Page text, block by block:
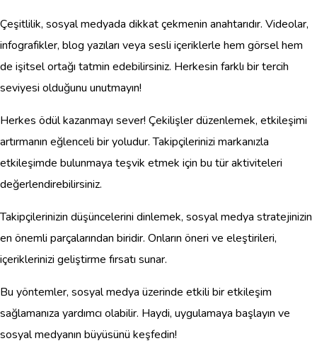
Çeşitlilik, sosyal medyada dikkat çekmenin anahtarıdır. Videolar,
infografikler, blog yazıları veya sesli içeriklerle hem görsel hem
de işitsel ortağı tatmin edebilirsiniz. Herkesin farklı bir tercih
seviyesi olduğunu unutmayın!
Herkes ödül kazanmayı sever! Çekilişler düzenlemek, etkileşimi
artırmanın eğlenceli bir yoludur. Takipçilerinizi markanızla
etkileşimde bulunmaya teşvik etmek için bu tür aktiviteleri
değerlendirebilirsiniz.
Takipçilerinizin düşüncelerini dinlemek, sosyal medya stratejinizin
en önemli parçalarından biridir. Onların öneri ve eleştirileri,
içeriklerinizi geliştirme fırsatı sunar.
Bu yöntemler, sosyal medya üzerinde etkili bir etkileşim
sağlamanıza yardımcı olabilir. Haydi, uygulamaya başlayın ve
sosyal medyanın büyüsünü keşfedin!